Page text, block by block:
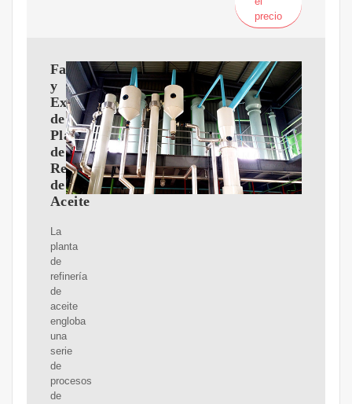
precio
Fabricantes
y
Exportadores
de
Plantas
de
Refinería
de
Aceite
La
planta
de
refinería
de
aceite
engloba
una
serie
de
procesos
de